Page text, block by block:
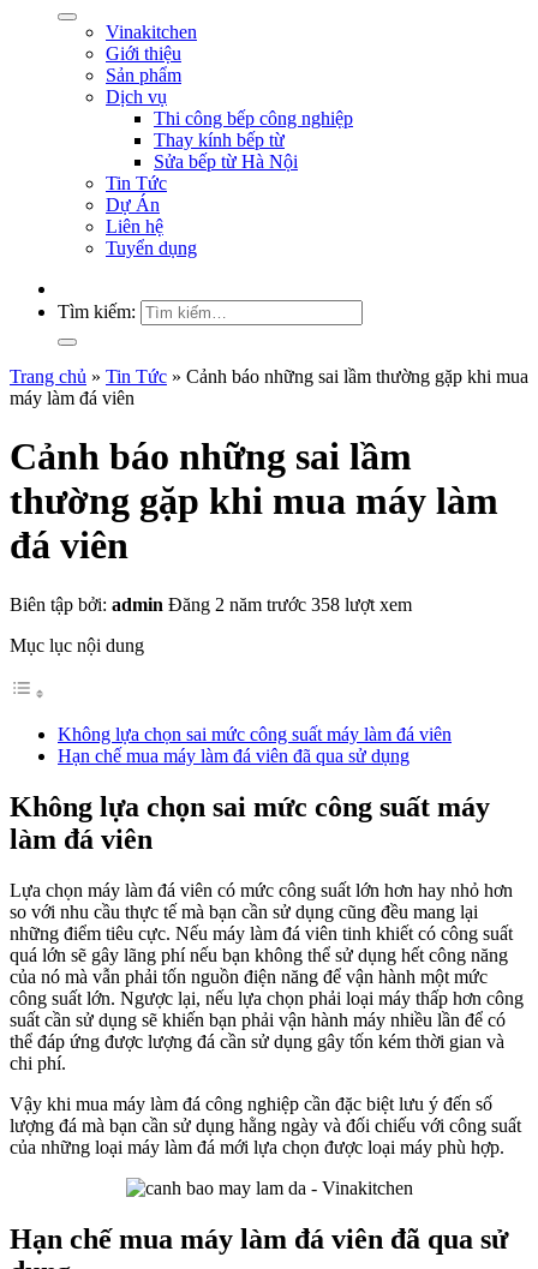
Vinakitchen
Giới thiệu
Sản phẩm
Dịch vụ
Thi công bếp công nghiệp
Thay kính bếp từ
Sửa bếp từ Hà Nội
Tin Tức
Dự Án
Liên hệ
Tuyển dụng
Tìm kiếm:
Trang chủ » Tin Tức » Cảnh báo những sai lầm thường gặp khi mua
máy làm đá viên
Cảnh báo những sai lầm
thường gặp khi mua máy làm
đá viên
Biên tập bởi: admin Đăng 2 năm trước 358 lượt xem
Mục lục nội dung
Không lựa chọn sai mức công suất máy làm đá viên
Hạn chế mua máy làm đá viên đã qua sử dụng
Không lựa chọn sai mức công suất máy
làm đá viên
Lựa chọn máy làm đá viên có mức công suất lớn hơn hay nhỏ hơn
so với nhu cầu thực tế mà bạn cần sử dụng cũng đều mang lại
những điểm tiêu cực. Nếu máy làm đá viên tinh khiết có công suất
quá lớn sẽ gây lãng phí nếu bạn không thể sử dụng hết công năng
của nó mà vẫn phải tốn nguồn điện năng để vận hành một mức
công suất lớn. Ngược lại, nếu lựa chọn phải loại máy thấp hơn công
suất cần sử dụng sẽ khiến bạn phải vận hành máy nhiều lần để có
thể đáp ứng được lượng đá cần sử dụng gây tốn kém thời gian và
chi phí.
Vậy khi mua máy làm đá công nghiệp cần đặc biệt lưu ý đến số
lượng đá mà bạn cần sử dụng hằng ngày và đối chiếu với công suất
của những loại máy làm đá mới lựa chọn được loại máy phù hợp.
Hạn chế mua máy làm đá viên đã qua sử